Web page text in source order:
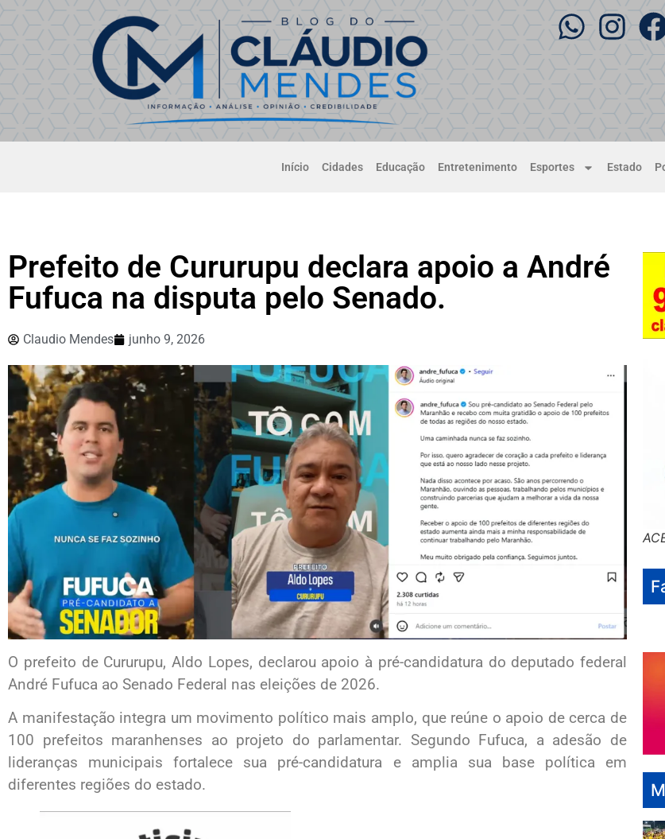
Início Cidades Educação Entretenimento Esportes Estado
Prefeito de Cururupu declara apoio a André
Fufuca na disputa pelo Senado.
Claudio Mendes junho 9, 2026
O prefeito de Cururupu, Aldo Lopes, declarou apoio à pré-candidatura do deputado federal
André Fufuca ao Senado Federal nas eleições de 2026.
A manifestação integra um movimento político mais amplo, que reúne o apoio de cerca de
100 prefeitos maranhenses ao projeto do parlamentar. Segundo Fufuca, a adesão de
lideranças municipais fortalece sua pré-candidatura e amplia sua base política em
diferentes regiões do estado.